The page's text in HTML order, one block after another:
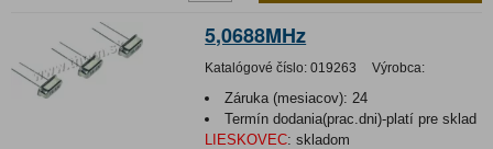
5,0688MHz
Katalógové číslo: 019263 Výrobca:
Záruka (mesiacov): 24
Termín dodania(prac.dni)-platí pre sklad
LIESKOVEC: skladom